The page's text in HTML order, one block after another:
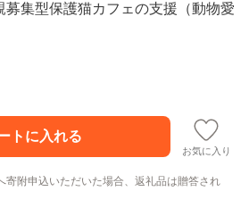
募集型保護猫カフェの支援（動物愛
お気に入り
寄附申込いただいた場合、返礼品は贈答され